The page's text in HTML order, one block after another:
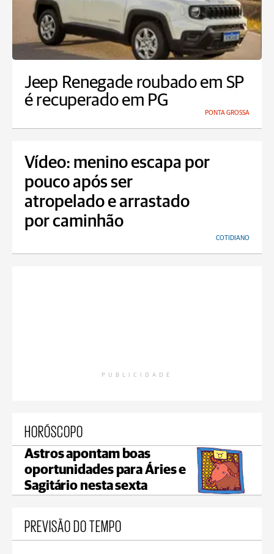
Jeep Renegade roubado em SP
é recuperado em PG
PONTA GROSSA
Vídeo: menino escapa por
pouco após ser
atropelado e arrastado
por caminhão
COTIDIANO
PUBLICIDADE
HORÓSCOPO
Astros apontam boas
oportunidades para Áries e
Sagitário nesta sexta
PREVISÃO DO TEMPO